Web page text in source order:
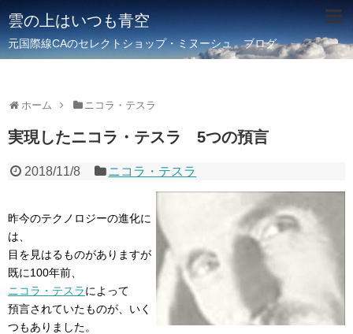
雲の上はいつも青空
元国際線CAのセレクトショップ・ミヌーシュ ブログ
ホーム ニコラ・テスラ
実現したニコラ・テスラ 5つの預言
2018/11/8 ニコラ・テスラ
昨今のテクノロジーの進化に
は、
目を見はるものがありますが
既に100年前、
ニコラ・テスラによって
預言されていたものが、いく
つもありました。